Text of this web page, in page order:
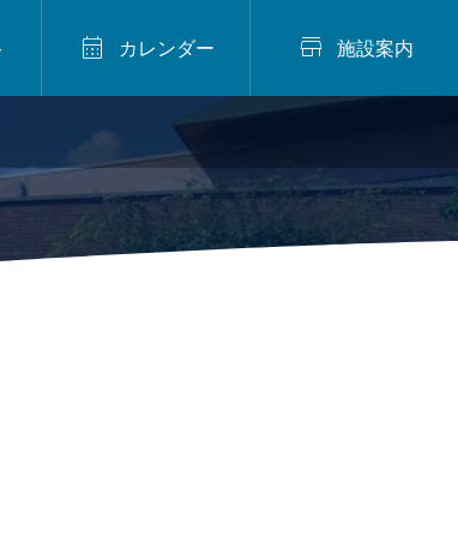
 カレンダー  施設案内